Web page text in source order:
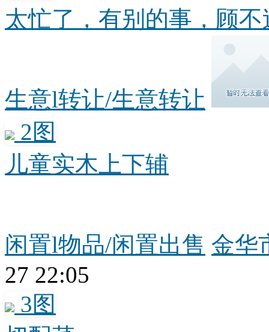
太忙了，有别的事，顾不
生意l转让/生意转让
2图
儿童实木上下辅
闲置l物品/闲置出售 金华
27 22:05
3图